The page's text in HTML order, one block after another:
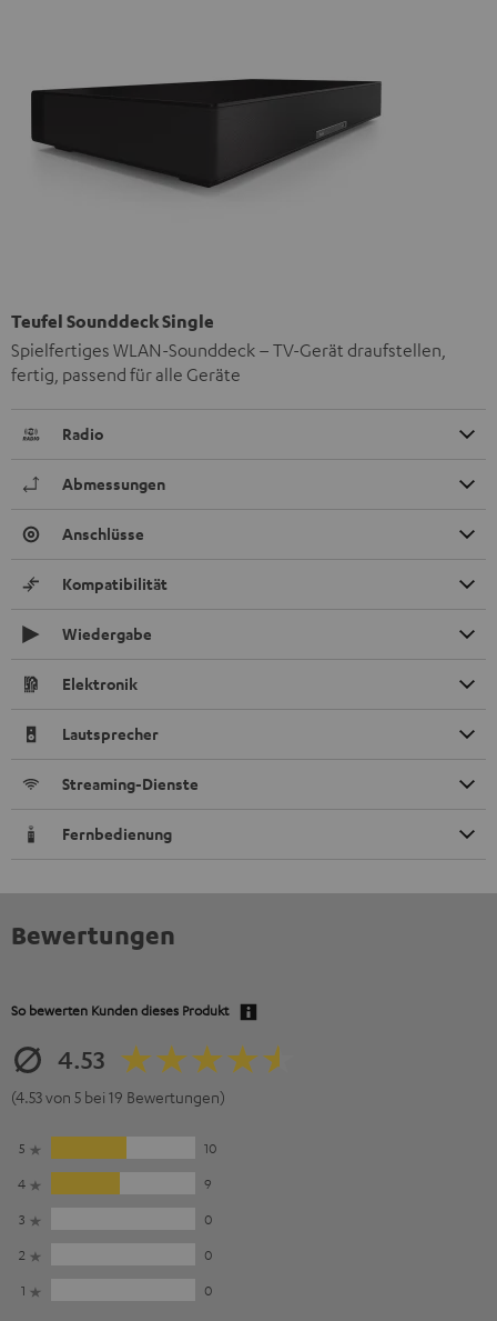
Teufel Sounddeck Single
Spielfertiges WLAN-Sounddeck – TV-Gerät draufstellen,
fertig, passend für alle Geräte
Radio
Abmessungen
Anschlüsse
Kompatibilität
Wiedergabe
Elektronik
Lautsprecher
Streaming-Dienste
Fernbedienung
Bewertungen
So bewerten Kunden dieses Produkt
4.53
(4.53 von 5 bei 19 Bewertungen)
5
10
4
9
3
0
2
0
1
0